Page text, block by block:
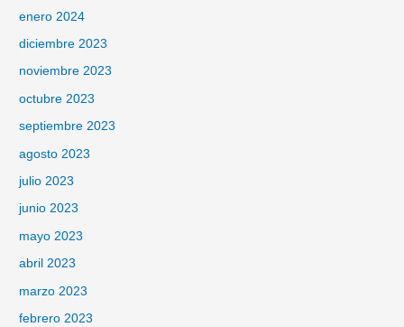
enero 2024
diciembre 2023
noviembre 2023
octubre 2023
septiembre 2023
agosto 2023
julio 2023
junio 2023
mayo 2023
abril 2023
marzo 2023
febrero 2023